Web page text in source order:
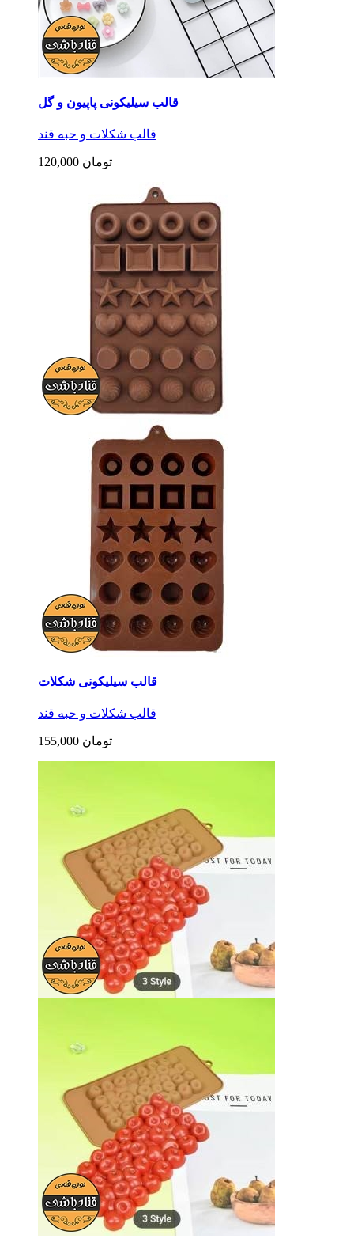
قالب سیلیکونی پاپیون و گل
قالب شکلات و حبه قند
120,000 تومان
قالب سیلیکونی شکلات
قالب شکلات و حبه قند
155,000 تومان